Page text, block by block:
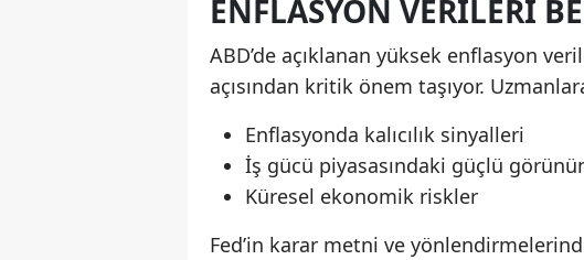
ENFLASYON VERILERI
ABD’de açıklanan yüksek enflasyon
açısından kritik önem taşıyor.
Enflasyonda kalıcılık sinyalleri
İş gücü piyasasındaki güçlü
Küresel ekonomik riskler
Fed’in karar metni ve